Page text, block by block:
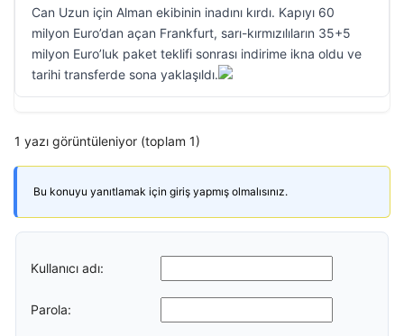
Can Uzun için Alman ekibinin inadını kırdı. Kapıyı 60
milyon Euro’dan açan Frankfurt, sarı-kırmızılıların 35+5
milyon Euro’luk paket teklifi sonrası indirime ikna oldu ve
tarihi transferde sona yaklaşıldı.
1 yazı görüntüleniyor (toplam 1)
Bu konuyu yanıtlamak için giriş yapmış olmalısınız.
Kullanıcı adı:
Parola: